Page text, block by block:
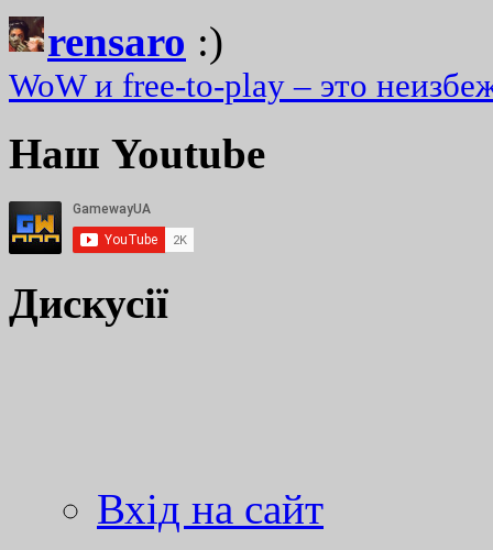
rensaro :)
WoW и free-to-play – это
Наш Youtube
Дискусії
Вхід на сайт